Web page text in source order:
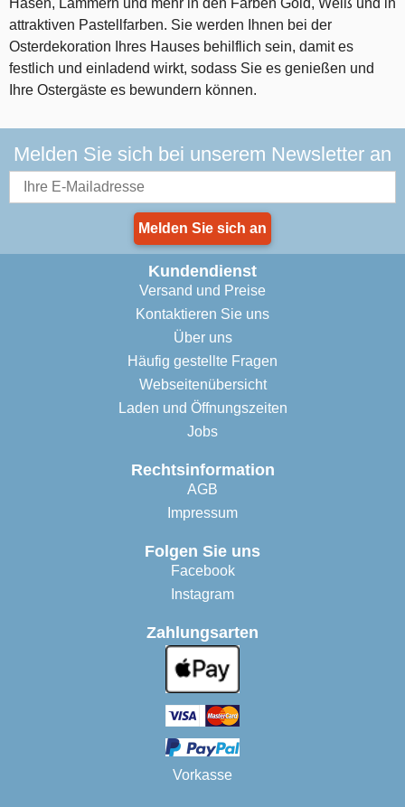
Hasen, Lämmern und mehr in den Farben Gold, Weiß und in
attraktiven Pastellfarben. Sie werden Ihnen bei der
Osterdekoration Ihres Hauses behilflich sein, damit es
festlich und einladend wirkt, sodass Sie es genießen und
Ihre Ostergäste es bewundern können.
Melden Sie sich bei unserem Newsletter an
Melden Sie sich an
Kundendienst
Versand und Preise
Kontaktieren Sie uns
Über uns
Häufig gestellte Fragen
Webseitenübersicht
Laden und Öffnungszeiten
Jobs
Rechtsinformation
AGB
Impressum
Folgen Sie uns
Facebook
Instagram
Zahlungsarten
Vorkasse